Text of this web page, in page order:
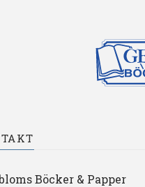
Böcker & Papper